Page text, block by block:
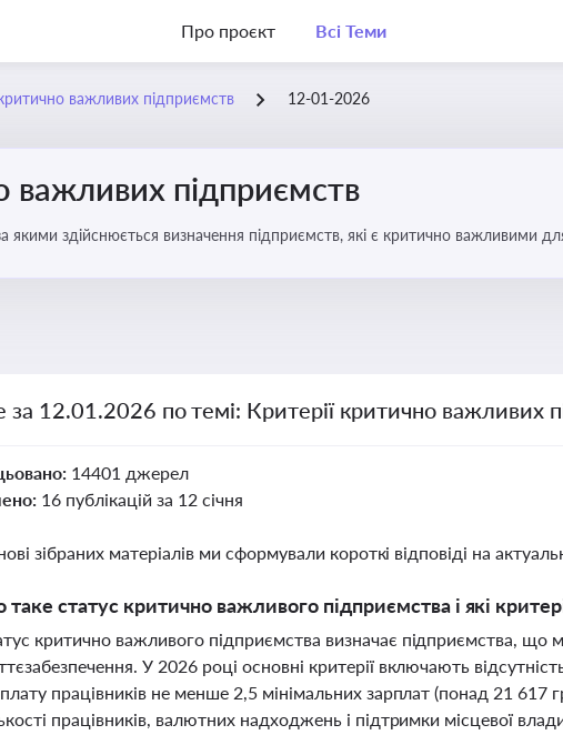
Про проєкт Всі Теми
важливих підприємств 12-01-2026
важливих підприємств
якими здійснюється визначення підприємств, які є критично важливими
за 12.01.2026 по темі: Критерії критично важливих
14401 джерел
16 публікацій за 12 січня
зібраних матеріалів ми сформували короткі відповіді на
статус критично важливого підприємства і які
критично важливого підприємства визначає підприємства, що
У 2026 році основні критерії включають
працівників не менше 2,5 мінімальних зарплат (понад 21
працівників, валютних надходжень і підтримки місцевої